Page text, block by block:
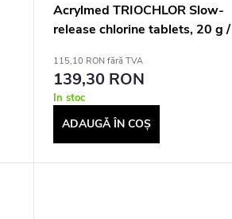
Acrylmed TRIOCHLOR Slow-
release chlorine tablets, 20 g /
115,10 RON fără TVA
139,30 RON
In stoc
ADAUGĂ ÎN COŞ